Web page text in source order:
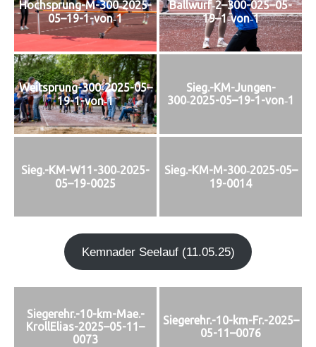
Hochsprung-M-300‑2025-
05–19-1-von‑1
Ballwurf‑2–300-025–05-
19–1‑von‑1
Weitsprung-300‑2025-05–
19-1-von‑1
Sieg.-KM-Jungen-
300‑2025-05–19-1-von‑1
Sieg.-KM-W11-300‑2025-
05–19-0025
Sieg.-KM-M-300‑2025-05–
19-0014
Kem­n­ader See­lauf (11.05.25)
Siegerehr.-10-km-Mae.-
KrollElias-2025–05-11–
0073
Siegerehr.-10-km-Fr.-2025–
05-11–0076